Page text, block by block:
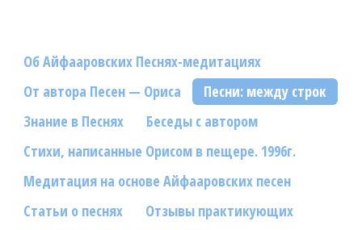
Новости
Скачать
Контакты
Фотогалерея
In English
Об Айфааровских Песнях-медитациях
От автора Песен — Ориса
Песни: между строк
Знание в Песнях
Беседы с автором
Стихи, написанные Орисом в пещере. 1996г.
Медитация на основе Айфааровских песен
Статьи о песнях
Отзывы практикующих